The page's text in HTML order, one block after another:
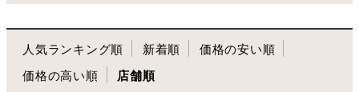
人気ランキング順 新着順
価格の安い順
価格の高い順
店舗順